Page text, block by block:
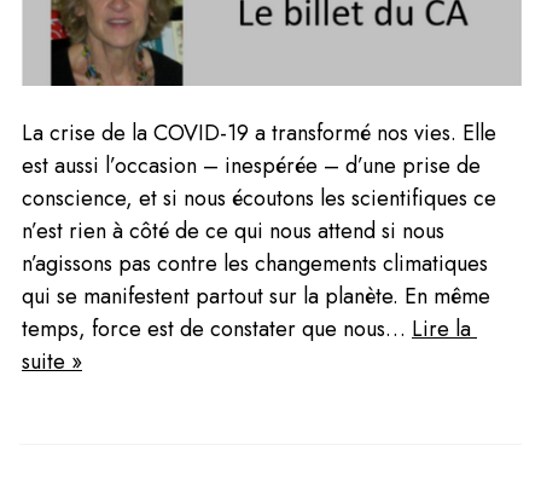
La crise de la COVID-19 a transformé nos vies. Elle
est aussi l’occasion – inespérée – d’une prise de
conscience, et si nous écoutons les scientifiques ce
n’est rien à côté de ce qui nous attend si nous
n’agissons pas contre les changements climatiques
qui se manifestent partout sur la planète. En même
temps, force est de constater que nous… Lire la
suite »